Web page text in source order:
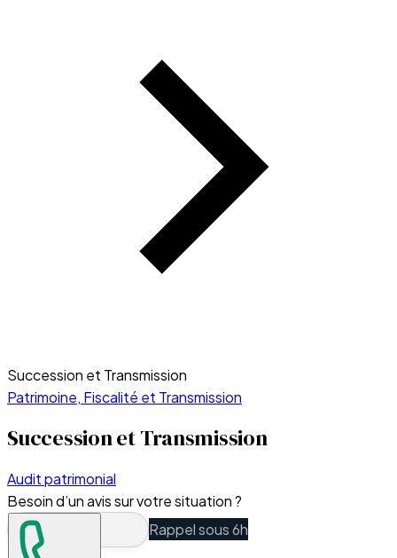
Succession et Transmission
Patrimoine, Fiscalité et Transmission
Succession et Transmission
Audit patrimonial
Besoin d’un avis sur votre situation ?
Rappel sous 6h